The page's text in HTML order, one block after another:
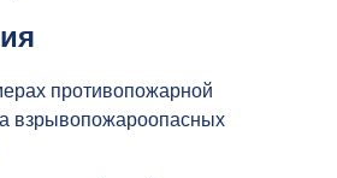
противопожарной
взрывопожароопасных